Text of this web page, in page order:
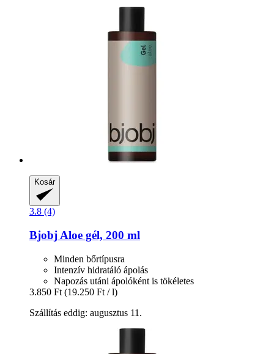
Kosár
3.8 (4)
Bjobj Aloe gél, 200 ml
Minden bőrtípusra
Intenzív hidratáló ápolás
Napozás utáni ápolóként is tökéletes
3.850 Ft (19.250 Ft / l)
Szállítás eddig: augusztus 11.